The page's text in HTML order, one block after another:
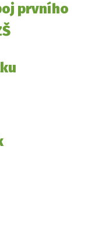
prvního